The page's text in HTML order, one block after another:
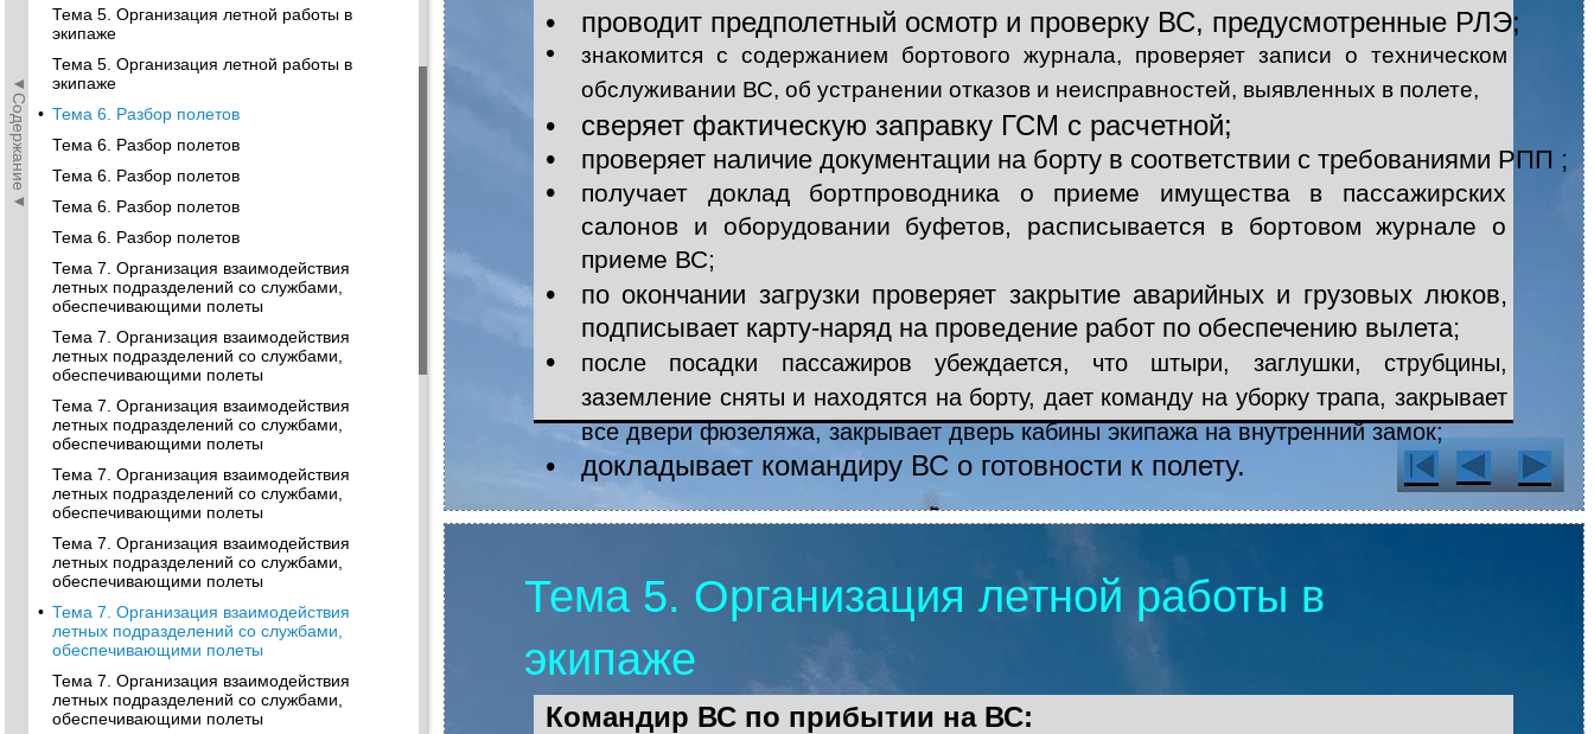
◄Содержание◄
Тема 5. Организация летной работы в
экипаже
Тема 5. Организация летной работы в
экипаже
• Тема 6. Разбор полетов
Тема 6. Разбор полетов
Тема 6. Разбор полетов
Тема 6. Разбор полетов
Тема 6. Разбор полетов
Тема 7. Организация взаимодействия
летных подразделений со службами,
обеспечивающими полеты
Тема 7. Организация взаимодействия
летных подразделений со службами,
обеспечивающими полеты
Тема 7. Организация взаимодействия
летных подразделений со службами,
обеспечивающими полеты
Тема 7. Организация взаимодействия
летных подразделений со службами,
обеспечивающими полеты
Тема 7. Организация взаимодействия
летных подразделений со службами,
обеспечивающими полеты
• Тема 7. Организация взаимодействия
летных подразделений со службами,
обеспечивающими полеты
Тема 7. Организация взаимодействия
летных подразделений со службами,
обеспечивающими полеты
• проводит предполетный осмотр и проверку ВС, предусмотренные РЛЭ;
•
знакомится с содержанием бортового журнала, проверяет записи о техническом
обслуживании ВС, об устранении отказов и неисправностей, выявленных в полете,
•
сверяет фактическую заправку ГСМ с расчетной;
•
проверяет наличие документации на борту в соответствии с требованиями РПП ;
•
получает доклад бортпроводника о приеме имущества в пассажирских
салонов и оборудовании буфетов, расписывается в бортовом журнале о
приеме ВС;
•
по окончании загрузки проверяет закрытие аварийных и грузовых люков,
подписывает карту-наряд на проведение работ по обеспечению вылета;
•
после посадки пассажиров убеждается, что штыри, заглушки, струбцины,
заземление сняты и находятся на борту, дает команду на уборку трапа, закрывает
все двери фюзеляжа, закрывает дверь кабины экипажа на внутренний замок;
• докладывает командиру ВС о готовности к полету.
Тема 5. Организация летной работы в
экипаже
Командир ВС по прибытии на ВС: